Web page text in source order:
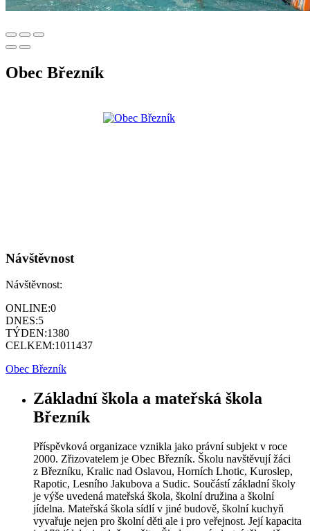
Obec Březník
Návštěvnost
Návštěvnost:
ONLINE:0
DNES:5
TÝDEN:1380
CELKEM:1011437
Obec Březník
Základní škola a mateřská škola
Březník
Příspěvková organizace vznikla jako právní subjekt v roce
2000. Zřizovatelem je Obec Březník. Školu navštěvují žáci
z Březníku, Kralic nad Oslavou, Horních Lhotic, Kuroslep,
Rapotic, Lesního Jakubova a Sudic. Součástí základní školy
je výše uvedená mateřská škola, školní družina a školní
jídelna. Mateřská škola sídlí v jiné budově, školní kuchyň
vyvařuje nejen pro školní děti ale i pro veřejnost. Její kapacita